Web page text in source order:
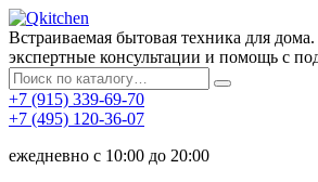
Встраиваемая бытовая техника для
экспертные консультации и помощь с
+7 (915) 339-69-70
+7 (495) 120-36-07
ежедневно с 10:00 до 20:00